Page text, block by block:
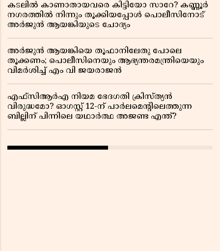
കടലിൽ കാണാതായവരെ കിട്ടിയോ സാറേ? കണ്ണൂർ
നഗരത്തിൽ നിന്നും തൂക്കിയപ്പോൾ പൊലീസിനോട്
അർജുൻ ആയങ്കിയുടെ ചോദ്യം
അർജുൻ ആയങ്കിയെ തൂഫാനിലേതു പോലെ
തൂക്കണം; പൊലീസിനെയും ആഭ്യന്തരമന്ത്രിയെയും
വിമർശിച്ച് എം വി ജയരാജൻ
എഫ്സിആർഎ നിയമ ഭേദഗതി ക്രിസ്ത്യൻ
വിരുദ്ധമോ? ഓഗസ്റ്റ് 12-ന് പാർലമെന്റിലെത്തുന്ന
ബില്ലിന് പിന്നിലെ യഥാർത്ഥ അജണ്ട എന്ത്?